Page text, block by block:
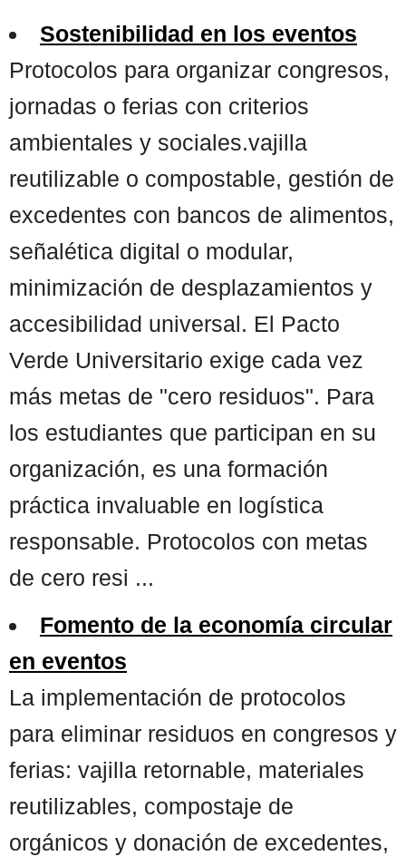
Sostenibilidad en los eventos
Protocolos para organizar congresos,
jornadas o ferias con criterios
ambientales y sociales.vajilla
reutilizable o compostable, gestión de
excedentes con bancos de alimentos,
señalética digital o modular,
minimización de desplazamientos y
accesibilidad universal. El Pacto
Verde Universitario exige cada vez
más metas de "cero residuos". Para
los estudiantes que participan en su
organización, es una formación
práctica invaluable en logística
responsable. Protocolos con metas
de cero resi ...
Fomento de la economía circular
en eventos
La implementación de protocolos
para eliminar residuos en congresos y
ferias: vajilla retornable, materiales
reutilizables, compostaje de
orgánicos y donación de excedentes,